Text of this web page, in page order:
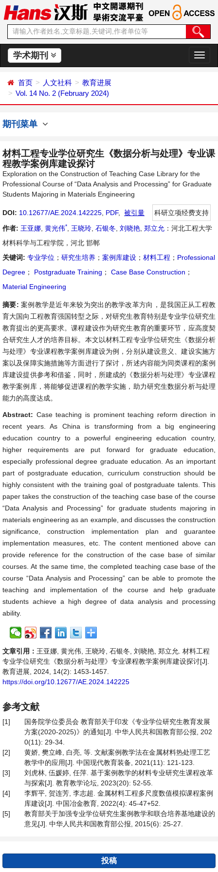
学术期刊
切
换
首页 人文社科
教育进展
Vol. 14 No. 2 (February 2024)
期刊菜单
材料工程专业学位研究生《数据分析与处理》专业课
程教学案例库建设探讨
Exploration on the Construction of Teaching Case Library for the
Professional Course of “Data Analysis and Processing” for Graduate
Students Majoring in Materials Engineering
DOI: 10.12677/AE.2024.142225 PDF, 被引量
科研立项经费支持
作者: 王亚娜 黄光伟* 王晓玲 石银冬 刘晓艳 郑立允 ：河北工程大学
材料科学与工程学院，河北 邯郸
关键词: 专业学位 ； 研究生培养 ； 案例库建设 ； 材料工程 ； Professional
Degree ； Postgraduate Training ； Case Base Construction ；
Material Engineering
摘要: 案例教学是近年来较为突出的教学改革方向，是我国正从工程教
育大国向工程教育强国转型之际，对研究生教育特别是专业学位研究生
教育提出的更高要求。课程建设作为研究生教育的重要环节，应高度契
合研究生人才的培养目标。本文以材料工程专业学位研究生《数据分析
与处理》专业课程教学案例库建设为例，分别从建设意义、建设实施方
案以及保障实施措施等方面进行了探讨，所述内容能为同类课程的案例
库建设提供参考和借鉴，同时，所建成的《数据分析与处理》专业课程
教学案例库，将能够促进课程的教学实施，助力研究生数据分析与处理
能力的高度达成。
Abstract: Case teaching is prominent teaching reform direction in
recent years. As China is transforming from a big engineering
education country to a powerful engineering education country,
higher requirements are put forward for graduate education,
especially professional degree graduate education. As an important
part of postgraduate education, curriculum construction should be
highly consistent with the training goal of postgraduate talents. This
paper takes the construction of the teaching case base of the course
“Data Analysis and Processing” for graduate students majoring in
materials engineering as an example, and discusses the construction
significance, construction implementation plan and guarantee
implementation measures, etc. The content mentioned above can
provide reference for the construction of the case base of similar
courses. At the same time, the completed teaching case base of the
course “Data Analysis and Processing” can be able to promote the
teaching and implementation of the course and help graduate
students achieve a high degree of data analysis and processing
ability.
文章引用： 王亚娜, 黄光伟, 王晓玲, 石银冬, 刘晓艳, 郑立允. 材料工程
专业学位研究生《数据分析与处理》专业课程教学案例库建设探讨[J].
教育进展, 2024, 14(2): 1453-1457.
https://doi.org/10.12677/AE.2024.142225
参考文献
[1]
国务院学位委员会 教育部关于印发《专业学位研究生教育发展
方案(2020-2025)》的通知[J]. 中华人民共和国教育部公报, 202
0(11): 29-34.
[2]
黄娇, 樊立峰, 白亮, 等. 文献案例教学法在金属材料热处理工艺
教学中的应用[J]. 中国现代教育装备, 2021(11): 121-123.
[3]
刘虎林, 伍媛婷, 任萍. 基于案例教学的材料专业研究生课程改革
与探索[J]. 教育教学论坛, 2023(20): 52-55.
[4]
李辉平, 贺连芳, 李志超. 金属材料工程多尺度数值模拟课程案例
库建设[J]. 中国冶金教育, 2022(4): 45-47+52.
[5]
教育部关于加强专业学位研究生案例教学和联合培养基地建设的
意见[J]. 中华人民共和国教育部公报, 2015(6): 25-27.
投稿